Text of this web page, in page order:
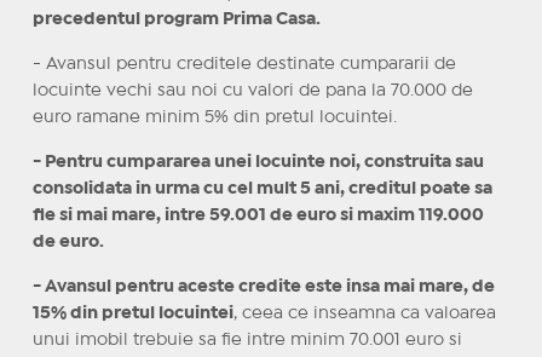
precedentul program Prima Casa.
- Avansul pentru creditele destinate cumpararii de
locuinte vechi sau noi cu valori de pana la 70.000 de
euro ramane minim 5% din pretul locuintei.
- Pentru cumpararea unei locuinte noi, construita sau
consolidata in urma cu cel mult 5 ani, creditul poate sa
fie si mai mare, intre 59.001 de euro si maxim 119.000
de euro.
- Avansul pentru aceste credite este insa mai mare, de
15% din pretul locuintei , ceea ce inseamna ca valoarea
unui imobil trebuie sa fie intre minim 70.001 euro si